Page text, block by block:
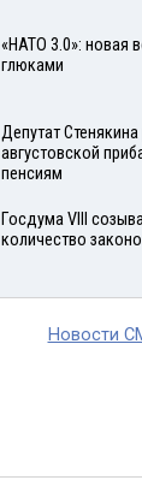
«НАТО 3.0»: новая
глюками
Депутат
августовской
пенсиям
Госдума VIII
количество
Новости